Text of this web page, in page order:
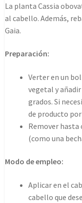
La planta Cassia
al cabello. Además,
Gaia.
Preparación:
Verter en un
vegetal y
grados. Si
de producto
Remover
(como una
Modo de empleo:
Aplicar en el
cabello que